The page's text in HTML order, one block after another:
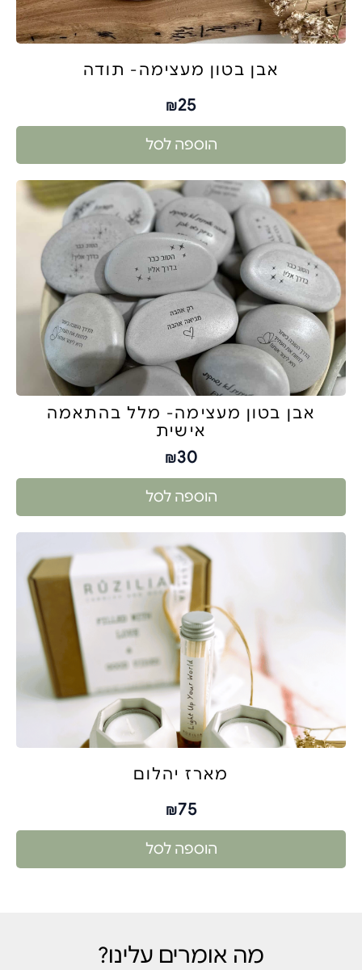
אבן בטון מעצימה- תודה
₪25
הוספה לסל
אבן בטון מעצימה- מלל בהתאמה
אישית
₪30
הוספה לסל
מארז יהלום
₪75
הוספה לסל
מה אומרים עלינו?